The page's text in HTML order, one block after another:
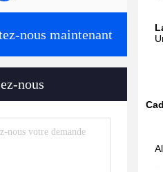
nous maintenant
nous